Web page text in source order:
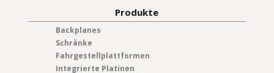
Produkte
Backplanes
Schränke
Fahrgestellplattformen
Integrierte Platinen